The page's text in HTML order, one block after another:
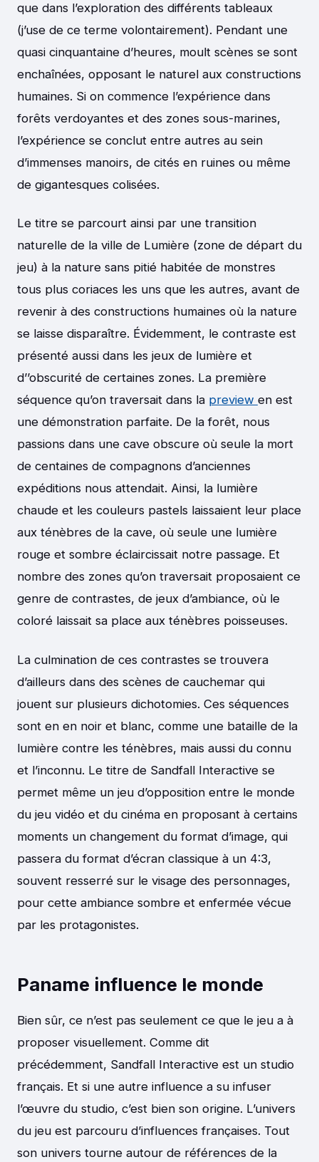
que dans l’exploration des différents tableaux
(j’use de ce terme volontairement). Pendant une
quasi cinquantaine d’heures, moult scènes se sont
enchaînées, opposant le naturel aux constructions
humaines. Si on commence l’expérience dans
forêts verdoyantes et des zones sous-marines,
l’expérience se conclut entre autres au sein
d’immenses manoirs, de cités en ruines ou même
de gigantesques colisées.
Le titre se parcourt ainsi par une transition
naturelle de la ville de Lumière (zone de départ du
jeu) à la nature sans pitié habitée de monstres
tous plus coriaces les uns que les autres, avant de
revenir à des constructions humaines où la nature
se laisse disparaître. Évidemment, le contraste est
présenté aussi dans les jeux de lumière et
d’’obscurité de certaines zones. La première
séquence qu’on traversait dans la preview en est
une démonstration parfaite. De la forêt, nous
passions dans une cave obscure où seule la mort
de centaines de compagnons d’anciennes
expéditions nous attendait. Ainsi, la lumière
chaude et les couleurs pastels laissaient leur place
aux ténèbres de la cave, où seule une lumière
rouge et sombre éclaircissait notre passage. Et
nombre des zones qu’on traversait proposaient ce
genre de contrastes, de jeux d’ambiance, où le
coloré laissait sa place aux ténèbres poisseuses.
La culmination de ces contrastes se trouvera
d’ailleurs dans des scènes de cauchemar qui
jouent sur plusieurs dichotomies. Ces séquences
sont en en noir et blanc, comme une bataille de la
lumière contre les ténèbres, mais aussi du connu
et l’inconnu. Le titre de Sandfall Interactive se
permet même un jeu d’opposition entre le monde
du jeu vidéo et du cinéma en proposant à certains
moments un changement du format d’image, qui
passera du format d’écran classique à un 4:3,
souvent resserré sur le visage des personnages,
pour cette ambiance sombre et enfermée vécue
par les protagonistes.
Paname influence le monde
Bien sûr, ce n’est pas seulement ce que le jeu a à
proposer visuellement. Comme dit
précédemment, Sandfall Interactive est un studio
français. Et si une autre influence a su infuser
l’œuvre du studio, c’est bien son origine. L’univers
du jeu est parcouru d’influences françaises. Tout
son univers tourne autour de références de la